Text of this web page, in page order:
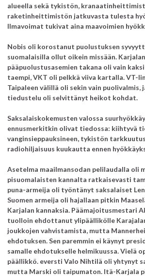
alueella sekä tykistön,
raketinheittimistön jatkuvasta tulesta
Ilmavoimat tukivat aina maavoimien
Nobis oli korostanut puolustuksen
suomalaisilla ollut oikein missään.
pääpuolustusasemien takana oli vain
taempi, VKT oli pelkkä viiva kartalla. VT-
Taipaleen välillä oli sekin vain puolivalmis,
tiedustelu oli selvittänyt heikot kohdat.
Saksalaiskokemusten valossa
ennusmerkitkin olivat tiedossa: kiihtyvä
vanginsieppauksineen, tykistön
radiohiljaisuus kuukautta ennen
Asetelma maailmansodan pelilaudalla oli
pisuomalaisten kannalta ratkaisevasti
puna-armeija oli työntänyt saksalaiset
Suomen armeija oli hajallaan pitkin
Karjalan kannaksia. Päämajoitusmestari
tuolloin ehdottanut ylipäällikölle
joukkojen vahvistamista, mutta
ehdotuksen. Sen paremmin ei käynyt
samalle ehdotukselle helmikuussa. Vielä
päällikkö. eversti Valo Nihtilä oli yhtynyt
mutta Marski oli taipumaton. Itä-Karjala